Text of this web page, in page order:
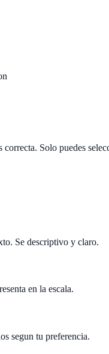
Solo puedes
Se descriptivo y claro.
en la escala.
segun tu preferencia.